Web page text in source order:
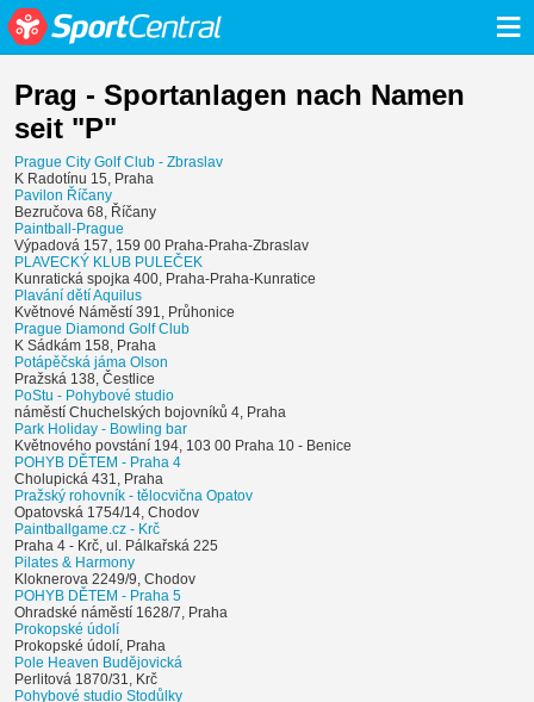
≡
Prag - Sportanlagen nach Namen
seit "P"
Prague City Golf Club - Zbraslav
K Radotínu 15, Praha
Pavilon Říčany
Bezručova 68, Říčany
Paintball-Prague
Výpadová 157, 159 00 Praha-Praha-Zbraslav
PLAVECKÝ KLUB PULEČEK
Kunratická spojka 400, Praha-Praha-Kunratice
Plavání dětí Aquilus
Květnové Náměstí 391, Průhonice
Prague Diamond Golf Club
K Sádkám 158, Praha
Potápěčská jáma Olson
Pražská 138, Čestlice
PoStu - Pohybové studio
náměstí Chuchelských bojovníků 4, Praha
Park Holiday - Bowling bar
Květnového povstání 194, 103 00 Praha 10 - Benice
POHYB DĚTEM - Praha 4
Cholupická 431, Praha
Pražský rohovník - tělocvična Opatov
Opatovská 1754/14, Chodov
Paintballgame.cz - Krč
Praha 4 - Krč, ul. Pálkařská 225
Pilates & Harmony
Kloknerova 2249/9, Chodov
POHYB DĚTEM - Praha 5
Ohradské náměstí 1628/7, Praha
Prokopské údolí
Prokopské údolí, Praha
Pole Heaven Budějovická
Perlitová 1870/31, Krč
Pohybové studio Stodůlky